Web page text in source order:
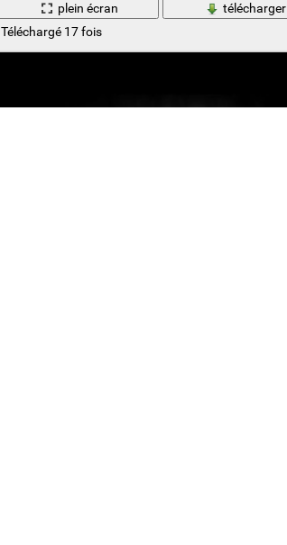
plein écran
télécharger
Téléchargé 17 fois